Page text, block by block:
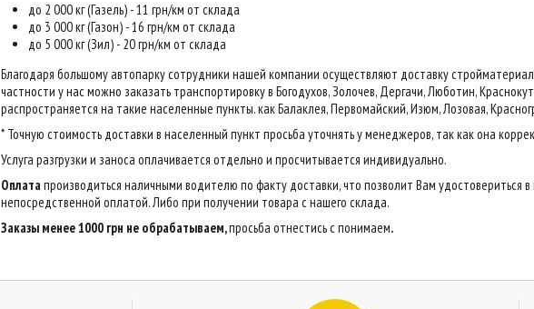
до 2 000 кг (Газель) - 11 грн/км от склада
до 3 000 кг (Газон) - 16 грн/км от склада
до 5 000 кг (Зил) - 20 грн/км от склада
Благодаря большому автопарку сотрудники нашей компании осуществляют доставку
частности у нас можно заказать транспортировку в Богодухов, Золочев, Дергачи, Люботин,
распространяется на такие населенные пункты. как Балаклея, Первомайский, Изюм, Лозовая,
* Точную стоимость доставки в населенный пункт просьба уточнять у менеджеров, так как она
Услуга разгрузки и заноса оплачивается отдельно и просчитывается индивидуально.
Оплатапроизводиться наличными водителю по факту доставки, что позволит Вам
непосредственной оплатой. Либо при получении товара с нашего склада.
Заказы менее 1000 грн не обрабатываем,просьба отнестись с понимаем.